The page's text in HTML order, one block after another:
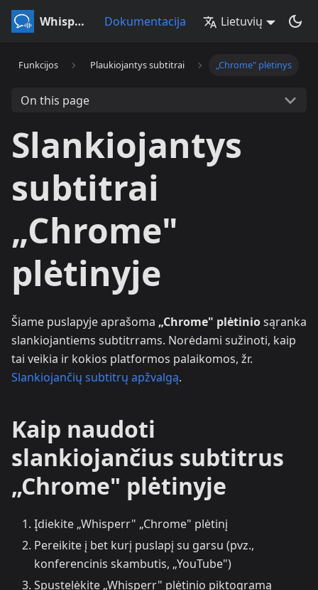
Whisperr Dokumentacija Lietuvių
Funkcijos Plaukiojantys subtitrai „Chrome" plėtinys
On this page
Slankiojantys
subtitrai
„Chrome"
plėtinyje
Šiame puslapyje aprašoma „Chrome" plėtiniosąranka
slankiojantiems subtitrrams. Norėdami sužinoti, kaip
tai veikia ir kokios platformos palaikomos, žr.
Slankiojančių subtitrų apžvalgą.
Kaip naudoti
slankiojančius subtitrus
„Chrome" plėtinyje
Įdiekite „Whisperr" „Chrome" plėtinį
Pereikite į bet kurį puslapį su garsu (pvz.,
konferencinis skambutis, „YouTube")
Spustelėkite „Whisperr" plėtinio piktogramą